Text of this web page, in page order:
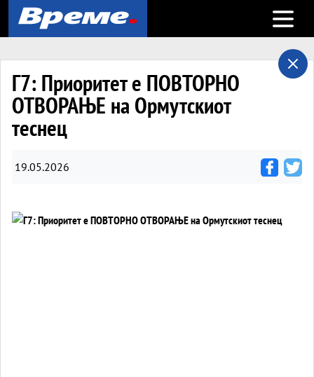
Open
Г7: Приоритет е ПОВТОРНО
ОТВОРАЊЕ на Ормутскиот
теснец
19.05.2026